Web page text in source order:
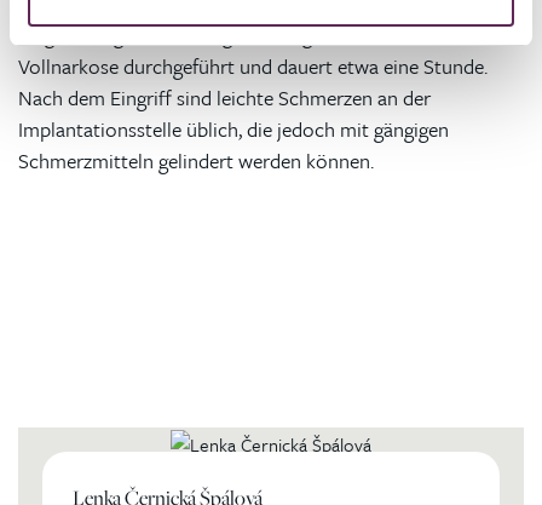
Eingriff möglich. Die Vergrößerung selbst wird unter
Vollnarkose durchgeführt und dauert etwa eine Stunde.
Nach dem Eingriff sind leichte Schmerzen an der
Implantationsstelle üblich, die jedoch mit gängigen
Schmerzmitteln gelindert werden können.
Lenka Černická Špálová